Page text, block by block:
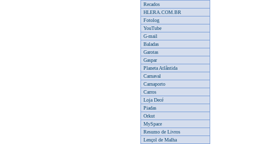
Recados
HLERA.COM.BR
Fotolog
YouTube
G-mail
Baladas
Garotas
Gaspar
Planeta Atlântida
Carnaval
Carnaporto
Carros
Loja Decé
Piadas
Orkut
MySpace
Resumo de Livros
Lençol de Malha